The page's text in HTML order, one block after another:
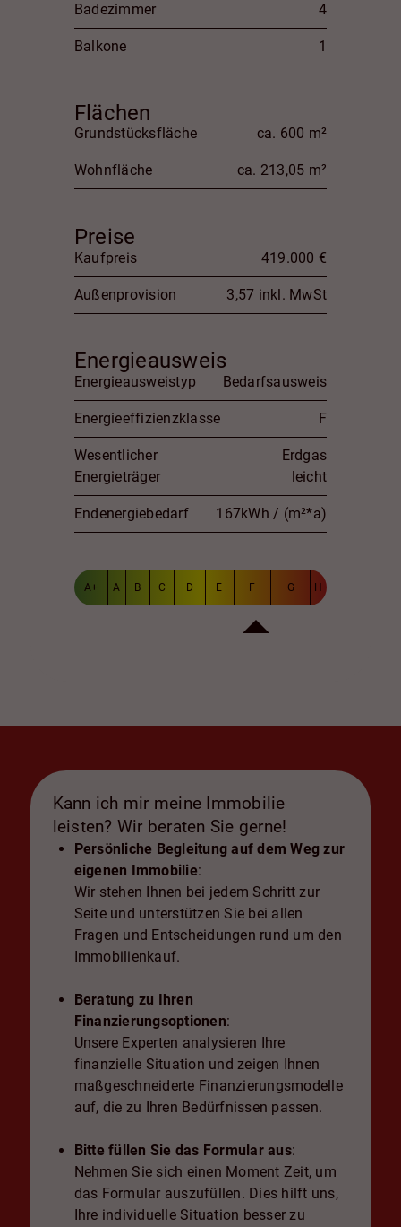
Badezimmer 4
Balkone 1
Flächen
Grundstücksfläche ca. 600 m²
Wohnfläche ca. 213,05 m²
Preise
Kaufpreis 419.000 €
Außenprovision 3,57 inkl. MwSt
Energieausweis
Energieausweistyp Bedarfsausweis
Energieeffizienzklasse F
Wesentlicher
Energieträger
Erdgas
leicht
Endenergiebedarf 167kWh / (m²*a)
A+ A B C D E F G H
Kann ich mir meine Immobilie
leisten? Wir beraten Sie gerne!
Persönliche Begleitung auf dem Weg zur
eigenen Immobilie:
Wir stehen Ihnen bei jedem Schritt zur
Seite und unterstützen Sie bei allen
Fragen und Entscheidungen rund um den
Immobilienkauf.
Beratung zu Ihren
Finanzierungsoptionen:
Unsere Experten analysieren Ihre
finanzielle Situation und zeigen Ihnen
maßgeschneiderte Finanzierungsmodelle
auf, die zu Ihren Bedürfnissen passen.
Bitte füllen Sie das Formular aus:
Nehmen Sie sich einen Moment Zeit, um
das Formular auszufüllen. Dies hilft uns,
Ihre individuelle Situation besser zu